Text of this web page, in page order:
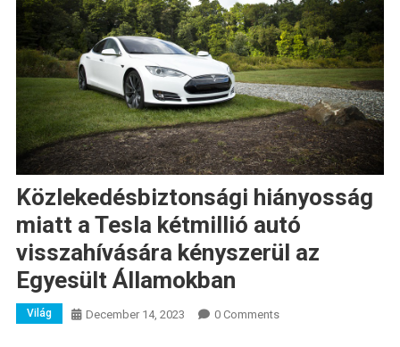
Közlekedésbiztonsági hiányosság
miatt a Tesla kétmillió autó
visszahívására kényszerül az
Egyesült Államokban
Világ December 14, 2023 0 Comments